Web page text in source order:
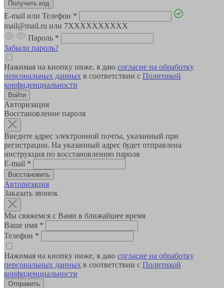
E-mail или Телефон *
mail@mail.ru или 7XXXXXXXXXX
Пароль *
Забыли пароль?
Нажимая на кнопку ниже, я даю согласие на обработку
персональных данных в соответствии с Политикой
конфиденциальности
Авторизация
Восстановление пароля
Введите адрес электронной почты, указанный при
регистрации. На указанный адрес будет отправлена
инструкция по восстановлению пароля
E-mail *
Авторизация
Заказать звонок
Мы свяжемся с Вами в ближайшее время
Ваше имя *
Телефон *
Нажимая на кнопку ниже, я даю согласие на обработку
персональных данных в соответствии с Политикой
конфиденциальности